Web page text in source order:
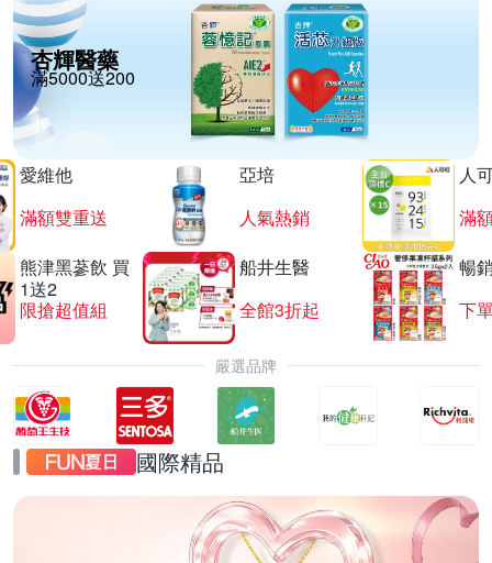
杏輝醫藥
滿5000送200
愛維他
滿額雙重送
亞培
人氣熱銷
人
滿
熊津黑蔘飲 買
1送2
限搶超值組
船井生醫
全館3折起
暢
下
嚴選品牌
國際精品